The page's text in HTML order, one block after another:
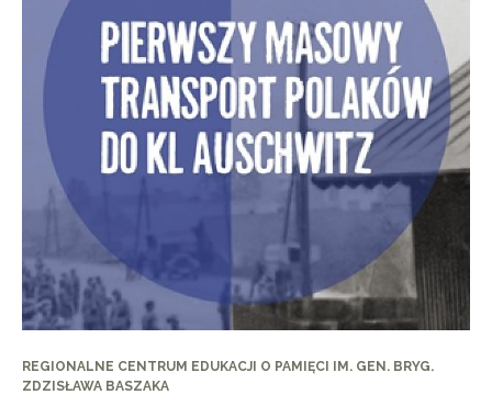
REGIONALNE CENTRUM EDUKACJI O PAMIĘCI IM. GEN. BRYG.
ZDZISŁAWA BASZAKA